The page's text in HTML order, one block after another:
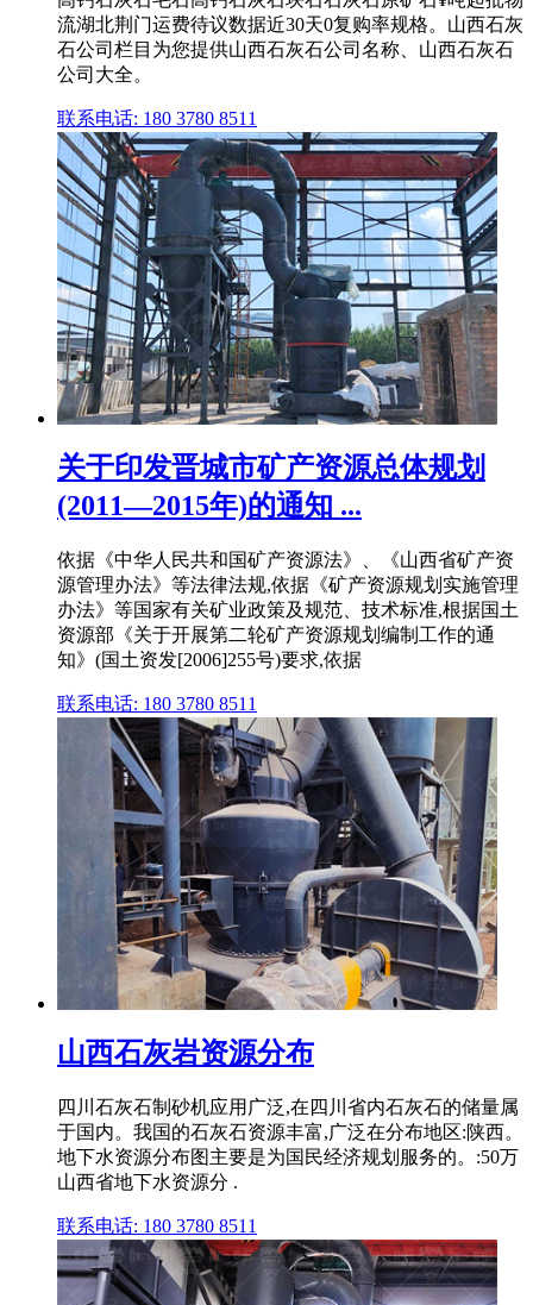
流湖北荆门运费待议数据近30天0复购率规格。山西石灰
石公司栏目为您提供山西石灰石公司名称、山西石灰石
公司大全。
联系电话: 180 3780 8511
关于印发晋城市矿产资源总体规划
(2011—2015年)的通知 ...
依据《中华人民共和国矿产资源法》、《山西省矿产资
源管理办法》等法律法规,依据《矿产资源规划实施管理
办法》等国家有关矿业政策及规范、技术标准,根据国土
资源部《关于开展第二轮矿产资源规划编制工作的通
知》(国土资发[2006]255号)要求,依据
联系电话: 180 3780 8511
山西石灰岩资源分布
四川石灰石制砂机应用广泛,在四川省内石灰石的储量属
于国内。我国的石灰石资源丰富,广泛在分布地区:陕西。
地下水资源分布图主要是为国民经济规划服务的。:50万
山西省地下水资源分 .
联系电话: 180 3780 8511